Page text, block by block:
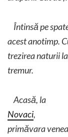
Întinsă pe
acest anotimp.
trezirea naturii
tremur.
Acasă, la
Novaci,
primăvara venea